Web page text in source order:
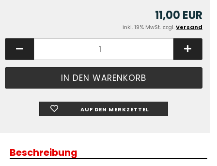
11,00 EUR
inkl. 19% MwSt. zzgl.Versand
AUF DEN MERKZETTEL
Beschreibung